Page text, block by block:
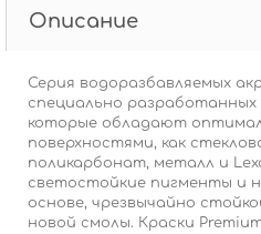
Описание
Серия водоразбавляемых
специально разработанных
которые обладают
поверхностями, как
поликарбонат, металл и
светостойкие пигменты и
основе, чрезвычайно
новой смолы. Краски